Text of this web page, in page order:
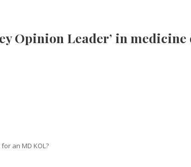
Opinion Leader’ in medicine
an MD KOL?